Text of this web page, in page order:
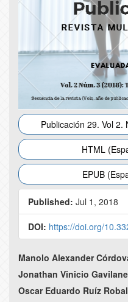
Publicación 29. Vol 2.
HTML
EPUB
Published: Jul 1, 2018
DOI: https://doi.org/
Main
Article
Manolo Alexander
Jonathan Vinicio
Oscar Eduardo Ruíz